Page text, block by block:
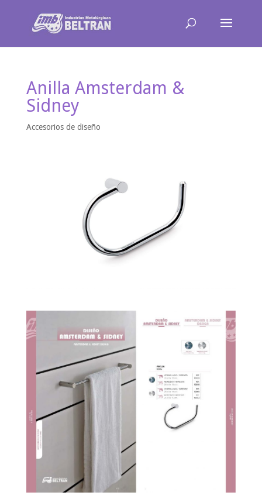
Anilla Amsterdam &
Sidney
Accesorios de diseño